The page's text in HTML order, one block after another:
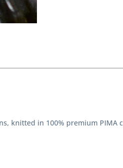
knitted in 100% premium PIMA